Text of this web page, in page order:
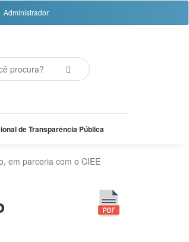
Administrador
de Transparência Pública
em parceria com o CIEE